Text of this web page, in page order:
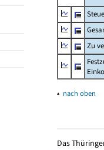
Zu
▴ nach oben
Das